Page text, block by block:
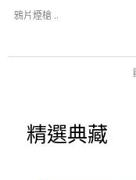
鴉片煙槍 ..
精選典藏